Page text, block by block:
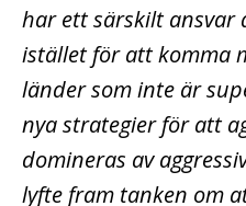
har ett särskilt ansvar
istället för att komma
länder som inte är
nya strategier för att
domineras av
lyfte fram tanken om